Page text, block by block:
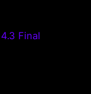
Final